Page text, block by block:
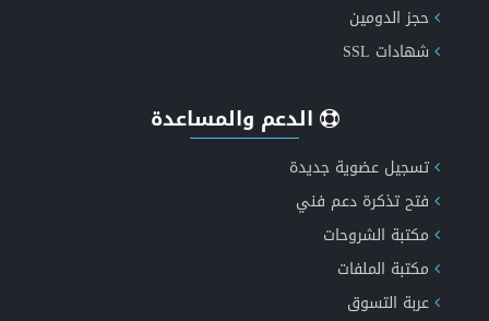
حجز الدومين
شهادات SSL
الدعم والمساعدة
تسجيل عضوية جديدة
فتح تذكرة دعم فني
مكتبة الشروحات
مكتبة الملفات
عربة التسوق